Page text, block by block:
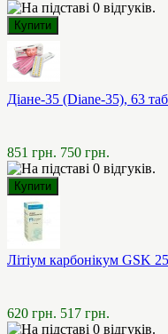
Діане-35 (Diane-35), 63
851 грн. 750 грн.
Літіум карбонікум GSK
620 грн. 517 грн.